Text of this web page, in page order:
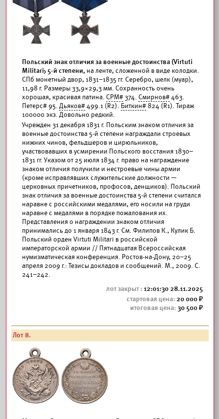
Польский знак отличия за военные достоинства (Virtuti
Militari) 5-й степени, на ленте, сложенной в виде колодки.
СПб монетный двор, 1831–1835 гг. Серебро, шелк (муар),
11,98 г. Размеры 33,9×29,3 мм. Сохранность очень
хорошая, красивая патина. СРМ#374. Смирнов#463.
Петерс# 95. Дьяков#499.1 (R2). Биткин# 824 (R1). Тираж
100000 экз. Довольно редкий.
Учрежден 31 декабря 1831 г. Польским знаком отличия за
военные достоинства 5-й степени награждали строевых
нижних чинов, фельдшеров и цирюльников,
участвовавших в усмирении Польского восстания 1830–
1831 гг. Указом от 25 июля 1834 г. право на награждение
знаком отличия получили и нестроевые чины армии
(кроме исправлявших служительские должности —
церковных причетников, профосов, денщиков). Польский
знак отличия за военные достоинства 5-й степени считался
наравне с российскими медалями, его носили на груди
наравне с медалями в порядке пожалования их.
Представления о награждении знаком отличия
принимались до 1 января 1843 г. См. Филипов К., Кулик Б.
Польский орден Virtuti Militari в российской
императорской армии // Пятнадцатая Всероссийская
нумизматическая конференция. Ростов-на-Дону, 20–25
апреля 2009 г.: Тезисы докладов и сообщений. М., 2009. С.
241–242.
12:01:30 28.11.2025
20 000
30 500
Лот 8.